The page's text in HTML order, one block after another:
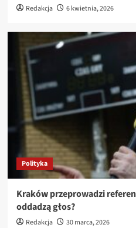
Redakcja 6 kwietnia, 2026
Polityka
Kraków przeprowadzi
oddadzą głos?
Redakcja 30 marca, 2026